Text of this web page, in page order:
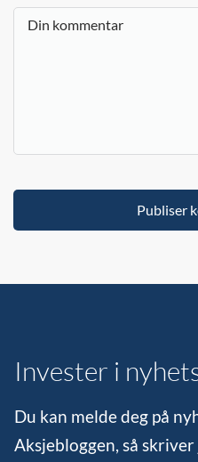
Invester i
Du kan melde deg på
Aksjebloggen, så